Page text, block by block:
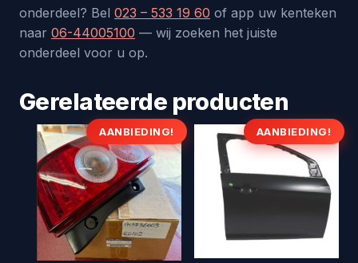
onderdeel? Bel 023 – 533 19 60 of app uw kenteken
naar 06-44005100 — wij zoeken het juiste
onderdeel voor u op.
Gerelateerde producten
AANBIEDING! AANBIEDING!